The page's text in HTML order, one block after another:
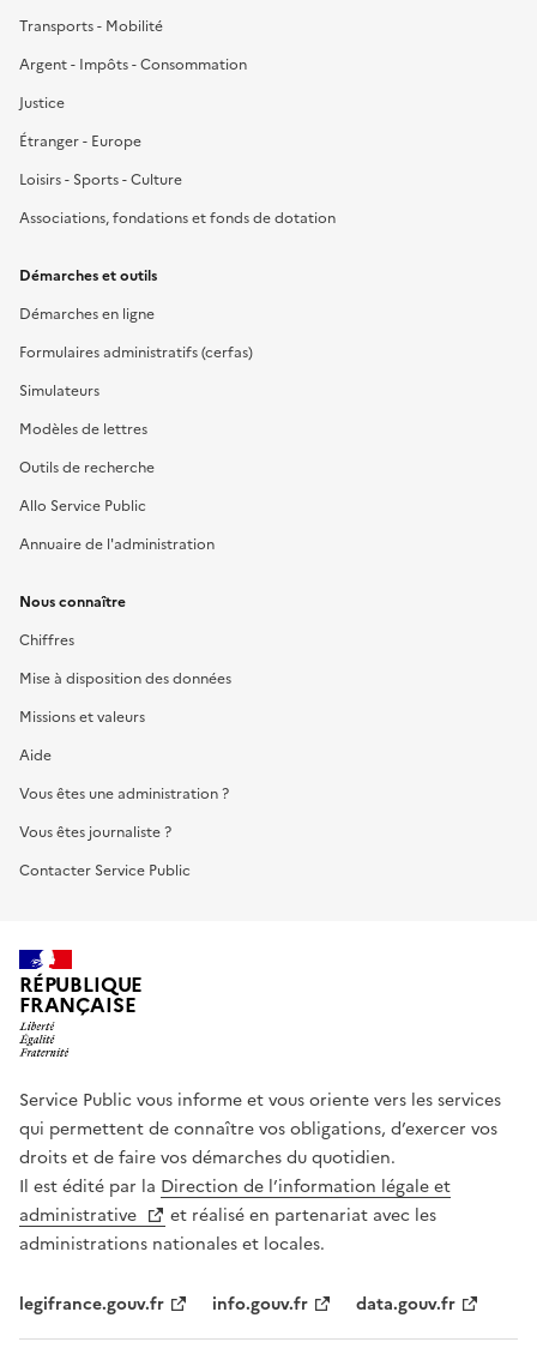
Transports - Mobilité
Argent - Impôts - Consommation
Justice
Étranger - Europe
Loisirs - Sports - Culture
Associations, fondations et fonds de dotation
Démarches et outils
Démarches en ligne
Formulaires administratifs (cerfas)
Simulateurs
Modèles de lettres
Outils de recherche
Allo Service Public
Annuaire de l'administration
Nous connaître
Chiffres
Mise à disposition des données
Missions et valeurs
Aide
Vous êtes une administration ?
Vous êtes journaliste ?
Contacter Service Public
RÉPUBLIQUE
FRANÇAISE
Service Public vous informe et vous oriente vers les services
qui permettent de connaître vos obligations, d’exercer vos
droits et de faire vos démarches du quotidien.
Il est édité par la Direction de l’information légale et
administrative
et réalisé en partenariat avec les
administrations nationales et locales.
legifrance.gouv.fr info.gouv.fr data.gouv.fr